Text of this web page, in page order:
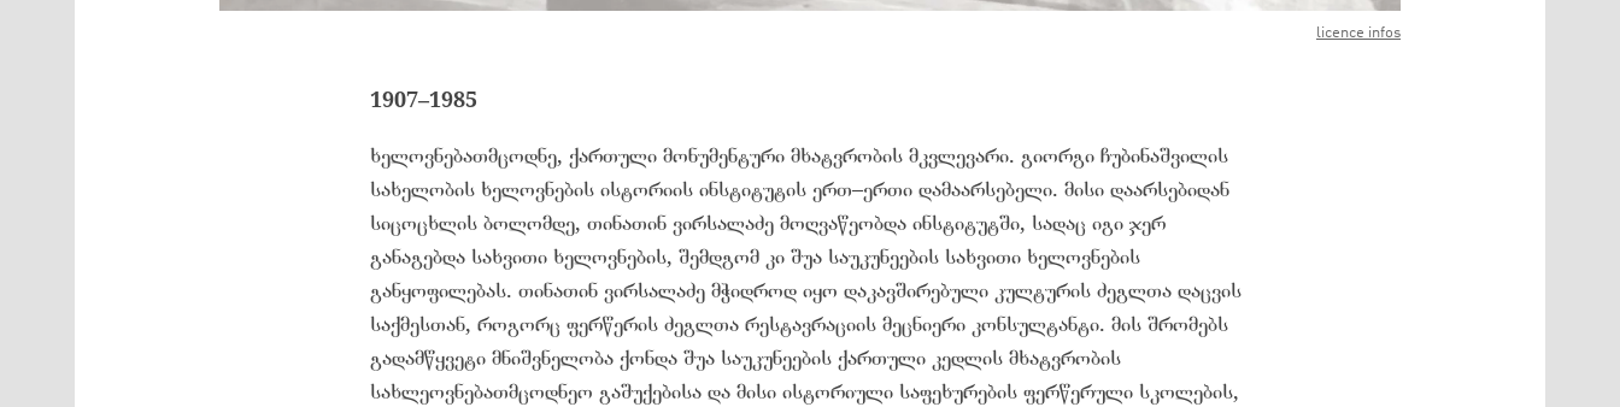
licence infos
1907–1985
ხელოვნებათმცოდნე, ქართული მონუმენტური მხატვრობის მკვლევარი. გიორგი ჩუბინაშვილის
სახელობის ხელოვნების ისტორიის ინსტიტუტის ერთ–ერთი დამაარსებელი. მისი დაარსებიდან
სიცოცხლის ბოლომდე, თინათინ ვირსალაძე მოღვაწეობდა ინსტიტუტში, სადაც იგი ჯერ
განაგებდა სახვითი ხელოვნების, შემდგომ კი შუა საუკუნეების სახვითი ხელოვნების
განყოფილებას. თინათინ ვირსალაძე მჭიდროდ იყო დაკავშირებული კულტურის ძეგლთა დაცვის
საქმესთან, როგორც ფერწერის ძეგლთა რესტავრაციის მეცნიერი კონსულტანტი. მის შრომებს
გადამწყვეტი მნიშვნელობა ქონდა შუა საუკუნეების ქართული კედლის მხატვრობის
სახლეოვნებათმცოდნეო გაშუქებისა და მისი ისტორიული საფეხურების ფერწერული სკოლების,